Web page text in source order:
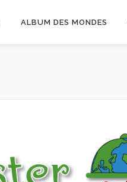
ALBUM DES MONDES